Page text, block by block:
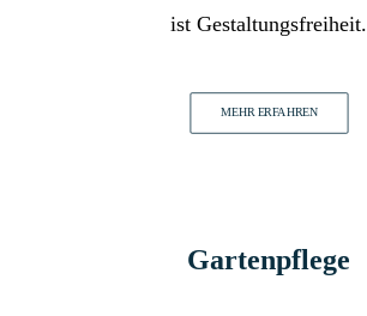
ist Gestaltungsfreiheit.
MEHR ERFAHREN
Gartenpflege